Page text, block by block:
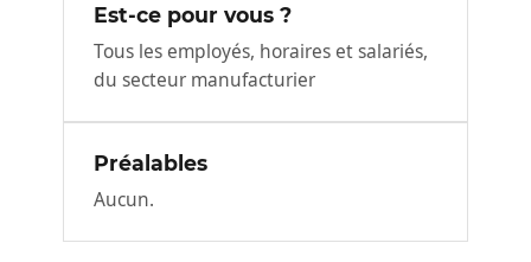
Est-ce pour vous ?
Tous les employés, horaires et salariés,
du secteur manufacturier
Préalables
Aucun.